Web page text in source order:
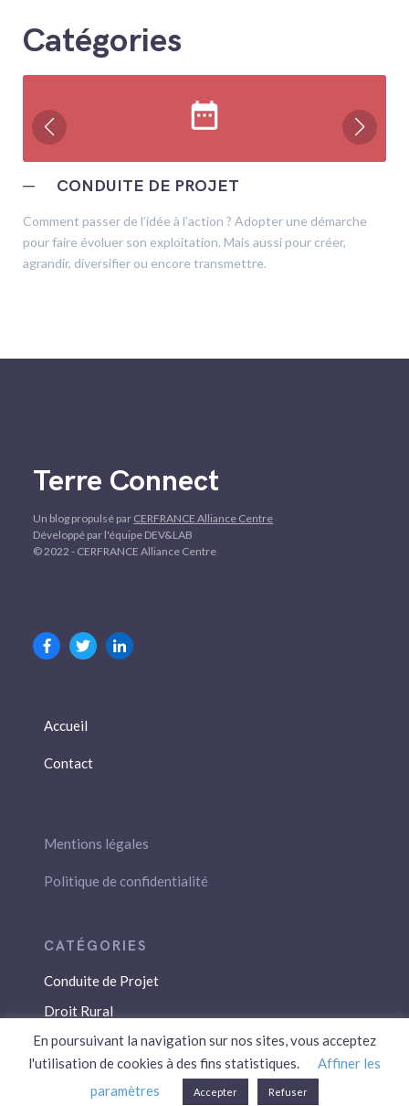
Catégories
date_range
─ CONDUITE DE PROJET
Comment passer de l’idée à l’action ? Adopter une démarche
pour faire évoluer son exploitation. Mais aussi pour créer,
agrandir, diversifier ou encore transmettre.
Terre Connect
Un blog propulsé par CERFRANCE Alliance Centre
Développé par l'équipe DEV&LAB
© 2022 - CERFRANCE Alliance Centre
Accueil
Contact
Mentions légales
Politique de confidentialité
Conduite de Projet
Droit Rural
Droit Social
Économie / Gestion
Environnement
En poursuivant la navigation sur nos sites, vous acceptez
l'utilisation de cookies à des fins statistiques.
Affiner les
paramètres
Accepter Refuser